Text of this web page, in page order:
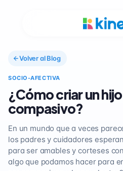
Volver al Blog
SOCIO-AFECTIVA
¿Cómo criar un
compasivo?
En un mundo que a veces
los padres y cuidadores
para ser amables y corteses
algo que podamos hacer para